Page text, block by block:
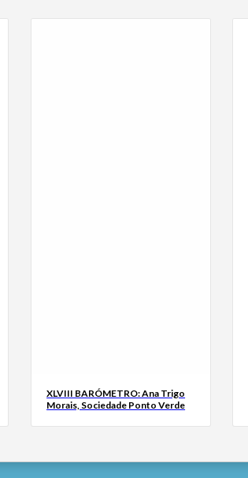
XLVIII BARÓMETRO: Ana Trigo
Morais, Sociedade Ponto Verde